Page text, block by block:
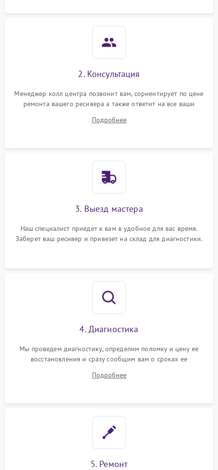
2. Консультация
Менеджер колл центра позвонит вам, сориентирует по цене
ремонта вашего ресивера а также ответит на все ваши
Подробнее
3. Выезд мастера
Наш специалист приедет к вам в удобное для вас время.
Заберет ваш ресивер и привезет на склад для диагностики.
4. Диагностика
Мы проведем диагностику, определим поломку и цену ее
восстановления и сразу сообщим вам о сроках ее
Подробнее
5. Ремонт